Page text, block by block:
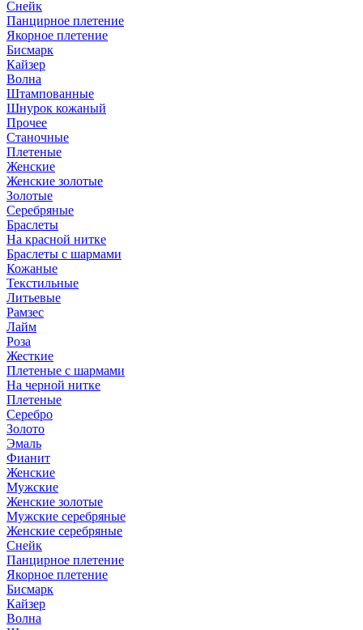
Снейк
Панцирное плетение
Якорное плетение
Бисмарк
Кайзер
Волна
Штампованные
Шнурок кожаный
Прочее
Станочные
Плетеные
Женские
Женские золотые
Золотые
Серебряные
Браслеты
На красной нитке
Браслеты с шармами
Кожаные
Текстильные
Литьевые
Рамзес
Лайм
Роза
Жесткие
Плетеные с шармами
На черной нитке
Плетеные
Серебро
Золото
Эмаль
Фианит
Женские
Мужские
Женские золотые
Мужские серебряные
Женские серебряные
Снейк
Панцирное плетение
Якорное плетение
Бисмарк
Кайзер
Волна